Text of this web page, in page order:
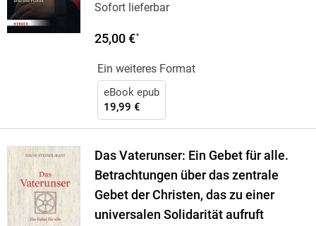
Sofort lieferbar
25,00 €*
Ein weiteres Format
eBook epub
19,99 €
Das Vaterunser: Ein Gebet für alle.
Betrachtungen über das zentrale
Gebet der Christen, das zu einer
universalen Solidarität aufruft